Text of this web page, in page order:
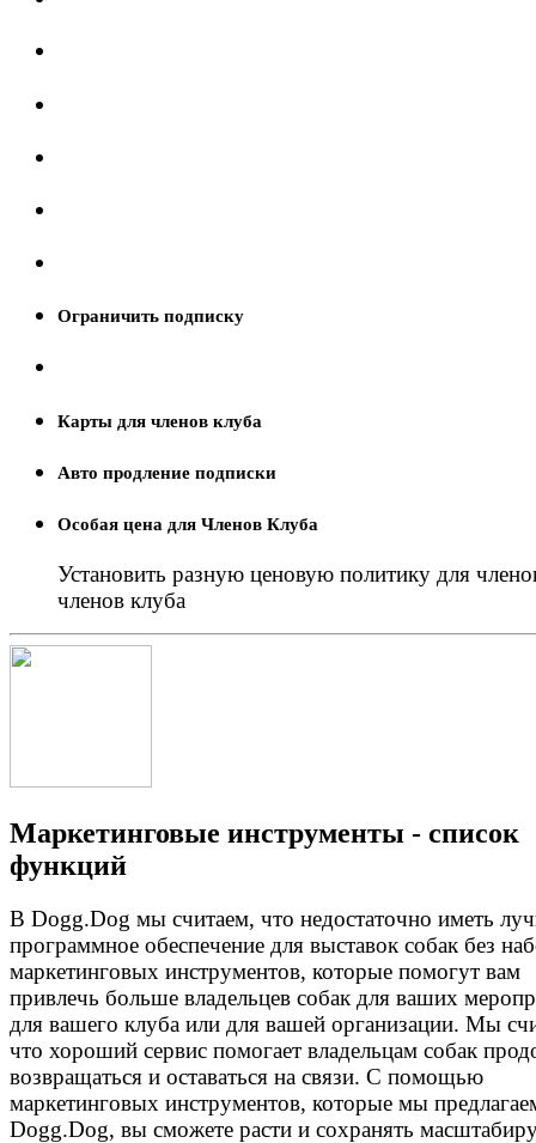
Ограничить подписку
Карты для членов клуба
Авто продление подписки
Особая цена для Членов Клуба
Установить разную ценовую политику для
членов клуба
Маркетинговые инструменты - список
функций
В Dogg.Dog мы считаем, что недостаточно иметь
программное обеспечение для выставок собак без
маркетинговых инструментов, которые помогут вам
привлечь больше владельцев собак для ваших
для вашего клуба или для вашей организации. Мы
что хороший сервис помогает владельцам собак
возвращаться и оставаться на связи. С помощью
маркетинговых инструментов, которые мы
Dogg.Dog, вы сможете расти и сохранять